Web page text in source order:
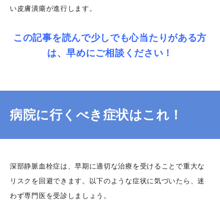
い皮膚潰瘍が進行します。
この記事を読んで少しでも心当たりがある方
は、早めにご相談ください！
病院に行くべき症状はこれ！
深部静脈血栓症は、早期に適切な治療を受けることで重大な
リスクを回避できます。以下のような症状に気づいたら、迷
わず専門医を受診しましょう。